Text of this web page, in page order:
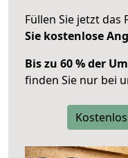
Füllen Sie jetzt das
Sie kostenlose
Bis zu 60 % der
finden Sie nur bei